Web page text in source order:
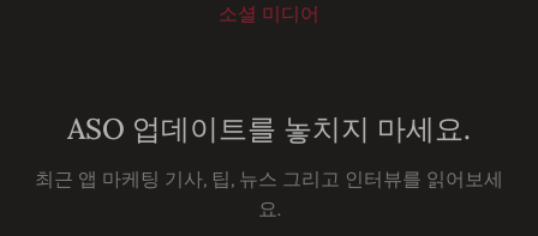
소셜 미디어
ASO 업데이트를 놓치지 마세요.
최근 앱 마케팅 기사, 팁, 뉴스 그리고 인터뷰를 읽어보세
요.